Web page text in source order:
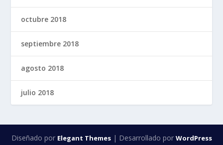
octubre 2018
septiembre 2018
agosto 2018
julio 2018
Diseñado por Elegant Themes| Desarrollado por WordPress